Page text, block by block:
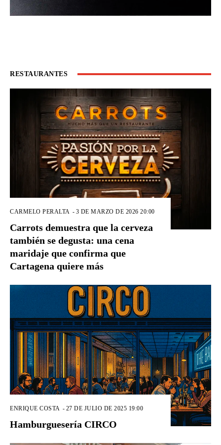
RESTAURANTES
CARMELO PERALTA - 3 DE MARZO DE 2026 20:00
Carrots demuestra que la cerveza
también se degusta: una cena
maridaje que confirma que
Cartagena quiere más
ENRIQUE COSTA - 27 DE JULIO DE 2025 19:00
Hamburguesería CIRCO